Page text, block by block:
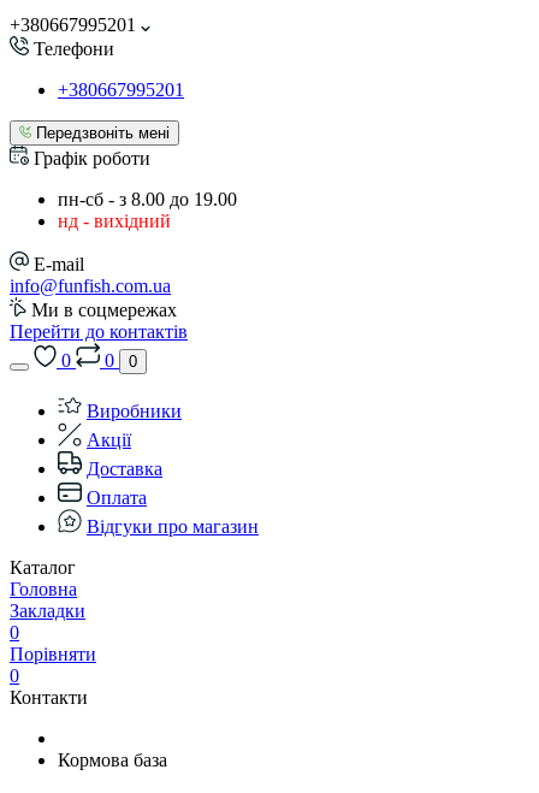
+380667995201
Телефони
+380667995201
Передзвоніть мені
Графік роботи
пн-сб - з 8.00 до 19.00
нд - вихідний
E-mail
info@funfish.com.ua
Ми в соцмережах
Перейти до контактів
0
0 0
Виробники
Акції
Доставка
Оплата
Відгуки про магазин
Каталог
Головна
Закладки
0
Порівняти
0
Контакти
Кормова база